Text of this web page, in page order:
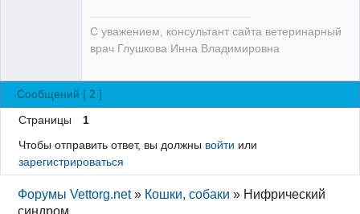
С уважением, консультант сайта ветеринарный
врач Глушкова Инна Владимировна
Сообщений [ 2 ]
Страницы
1
Чтобы отправить ответ, вы должны войти или
зарегистрироваться
Форумы Vettorg.net » Кошки, собаки » Нифрический